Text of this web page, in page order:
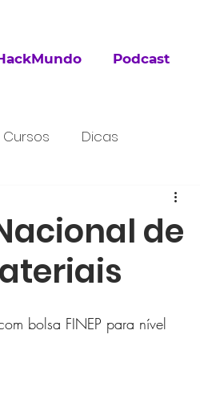
Podcast
Cursos Dicas
de
bolsa FINEP para nível